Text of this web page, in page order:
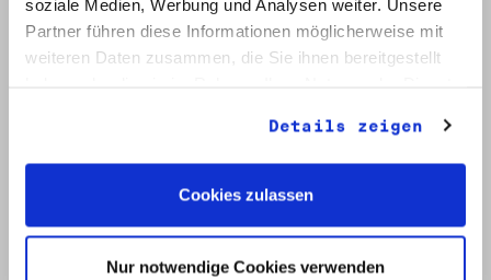
soziale Medien, Werbung und Analysen weiter. Unsere
Partner führen diese Informationen möglicherweise mit
weiteren Daten zusammen, die Sie ihnen bereitgestellt
Details zeigen
Cookies zulassen
Nur notwendige Cookies verwenden
Signatur: RW 18
Titel: "Ostkreuz"
Datum: 1989